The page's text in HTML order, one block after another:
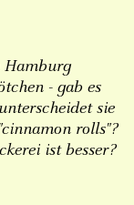
Hamburg
- gab es
sie
rolls"?
ist besser?